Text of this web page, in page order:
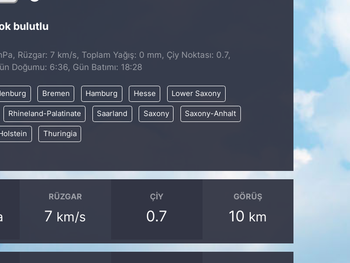
bulutlu
Rüzgar: 7 km/s, Toplam Yağış: 0 mm, Çiy Noktası: 0.7,
Doğumu: 6:36, Gün Batımı: 18:28
Bremen Hamburg Hesse Lower Saxony
Rhineland-Palatinate Saarland Saxony Saxony-Anhalt
Thuringia
RÜZGAR
7 km/s
ÇIY
0.7
GÖRÜŞ
10 km